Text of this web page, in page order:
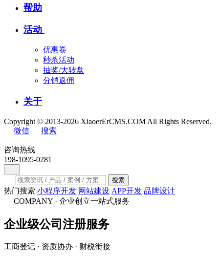
帮助
活动
优惠卷
秒杀活动
抽奖/大转盘
分销返佣
关于
Copyright © 2013-2026 XiaoerErCMS.COM All Rights Reserved.
微信
搜索
咨询热线
198-1095-0281
搜索
热门搜索 小程序开发 网站建设 APP开发 品牌设计
COMPANY · 企业创立一站式服务
企业级公司注册服务
工商登记 · 资质协办 · 财税衔接